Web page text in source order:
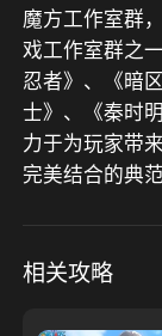
魔方工作室群
戏工作室群之
忍者》、《暗
士》、《秦时
力于为玩家带
完美结合的典范
相关攻略